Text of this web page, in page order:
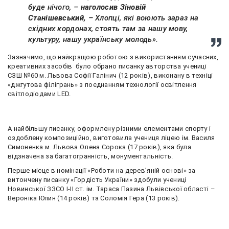
буде нічого, – наголосив Зіновій
Станішевський, –Хлопці, які воюють зараз на
східних кордонах, стоять там за нашу мову,
культуру, нашу українську молодь».
Зазначимо, що найкращою роботою з використанням сучасних,
креативних засобів було обрано писанку авторства учениці
СЗШ №60 м. Львова Софії Галінич (12 років), виконану в техніці
«джгутова філігрань» з поєднанням технології освітлення
світлодіодами LED.
А найбільшу писанку, оформлену різними елементами спорту і
оздоблену композиційно, виготовила учениця ліцею ім. Василя
Симоненка м. Львова Олена Сорока (17 років), яка була
відзначена за багатогранність, монументальність.
Перше місце в номінації «Роботи на дерев’яній основі» за
витончену писанку «Гордість України» здобули учениці
Новинської ЗЗСО І-ІІ ст. ім. Тараса Пазина Львівської області –
Вероніка Юпин (14 років) та Соломія Гера (13 років).